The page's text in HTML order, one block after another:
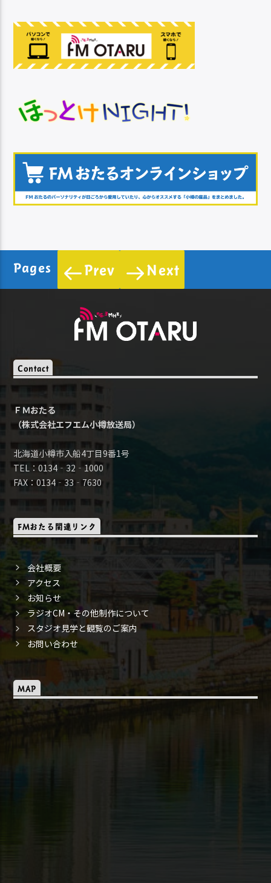
Pages Prev Next
Contact
ＦＭおたる
（株式会社エフエム小樽放送局）
北海道小樽市入船4丁目9番1号
TEL：0134‐32‐1000
FAX：0134‐33‐7630
FMおたる関連リンク
会社概要
アクセス
お知らせ
ラジオCM・その他制作について
スタジオ見学と観覧のご案内
お問い合わせ
MAP